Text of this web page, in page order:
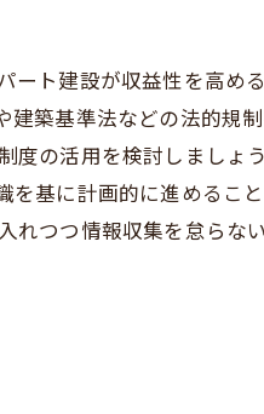
ート建設が収益性を高め
築基準法などの法的規制
度の活用を検討しましょ
を基に計画的に進めるこ
れつつ情報収集を怠らな